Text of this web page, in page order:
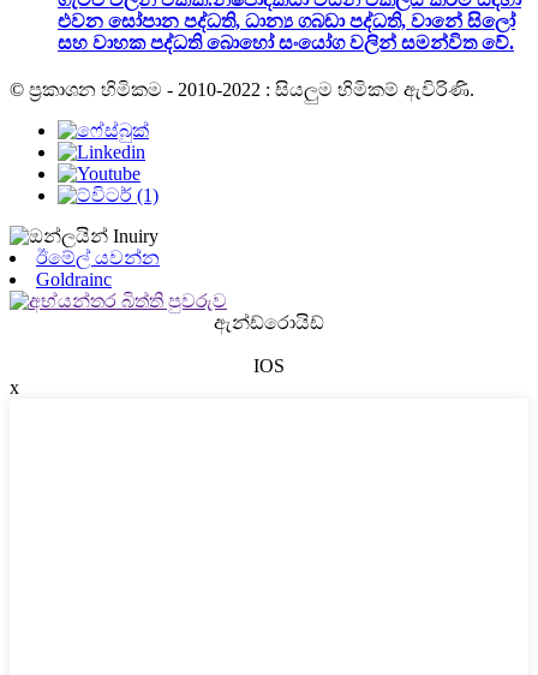
එවන සෝපාන පද්ධති, ධාන්‍ය ගබඩා පද්ධති, වානේ සිලෝ
සහ වාහක පද්ධති බොහෝ සංයෝග වලින් සමන්විත වේ.
© ප්‍රකාශන හිමිකම - 2010-2022 : සියලුම හිමිකම් ඇවිරිණි.
ඊමේල් යවන්න
Goldrainc
ඇන්ඩ්රොයිඩ්
IOS
x